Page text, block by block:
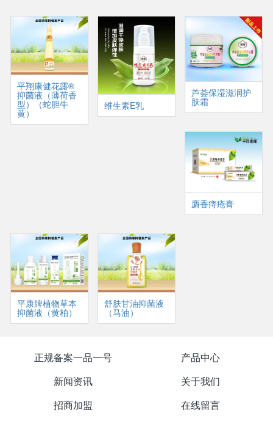
平翔康健花露®
抑菌液（薄荷香
型）（蛇胆牛
黄）
维生素E乳
芦荟保湿滋润护
肤霜
麝香痔疮膏
平康牌植物草本
抑菌液（黄柏）
舒肤甘油抑菌液
（马油）
正规备案一品一号
产品中心
新闻资讯
关于我们
招商加盟
在线留言